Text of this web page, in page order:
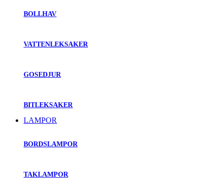
BOLLHAV
VATTENLEKSAKER
GOSEDJUR
BITLEKSAKER
LAMPOR
BORDSLAMPOR
TAKLAMPOR